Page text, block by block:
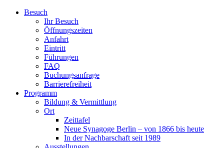
Zum
Besuch
Ihr Besuch
Öffnungszeiten
Anfahrt
Eintritt
Führungen
FAQ
Buchungsanfrage
Barrierefreiheit
Programm
Bildung & Vermittlung
Ort
Zeittafel
Neue Synagoge Berlin – von 1866 bis heute
In der Nachbarschaft seit 1989